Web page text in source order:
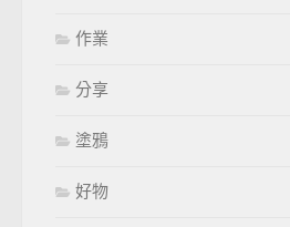
作業
分享
塗鴉
好物